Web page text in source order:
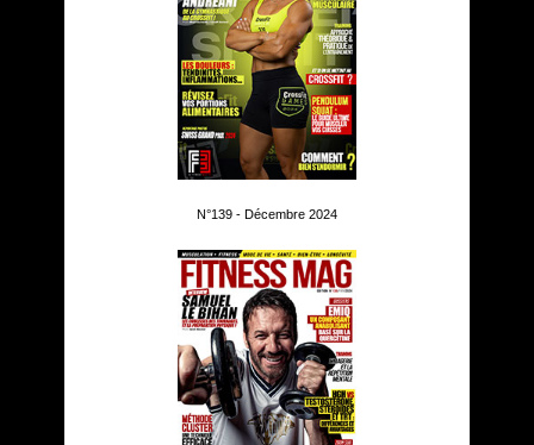
N°139 - Décembre 2024